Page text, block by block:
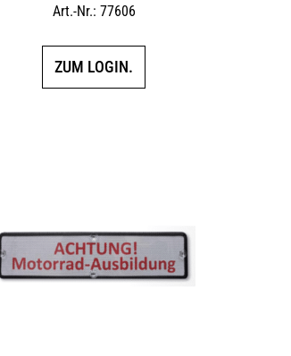
Art.-Nr.: 77606
ZUM LOGIN.